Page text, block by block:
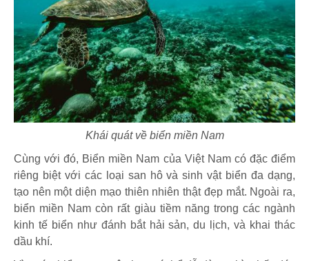
Khái quát về biển miền Nam
Cùng với đó, Biển miền Nam của Việt Nam có đặc điểm
riêng biệt với các loại san hô và sinh vật biển đa dạng,
tạo nên một diện mạo thiên nhiên thật đẹp mắt. Ngoài ra,
biển miền Nam còn rất giàu tiềm năng trong các ngành
kinh tế biển như đánh bắt hải sản, du lịch, và khai thác
dầu khí.